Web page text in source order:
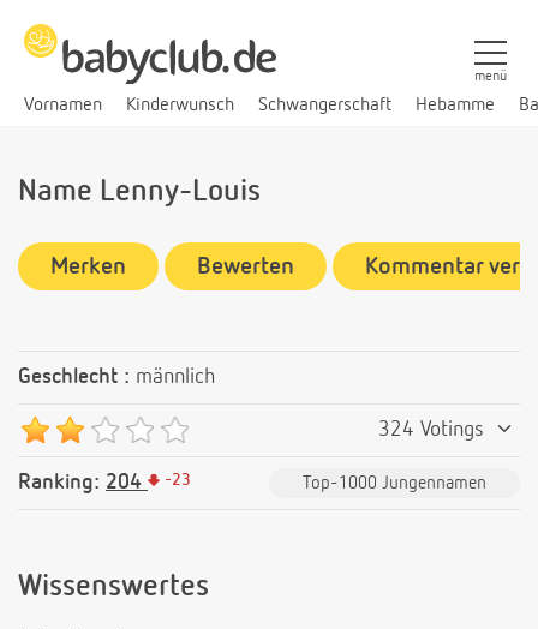
Vornamen Kinderwunsch Schwangerschaft Hebamme
menü
Name Lenny-Louis
Merken Bewerten Kommentar
Geschlecht : männlich
324 Votings
Ranking: 204 -23 Top-1000 Jungennamen
Wissenswertes